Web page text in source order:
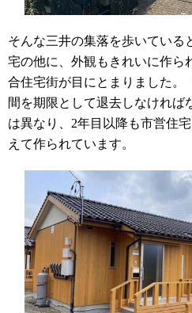
そんな三井の集落を歩いている
宅の他に、外観もきれいに作ら
合住宅街が目にとまりました。
間を期限として退去しなければ
は異なり、 2年目以降も市営住
えて作られています。